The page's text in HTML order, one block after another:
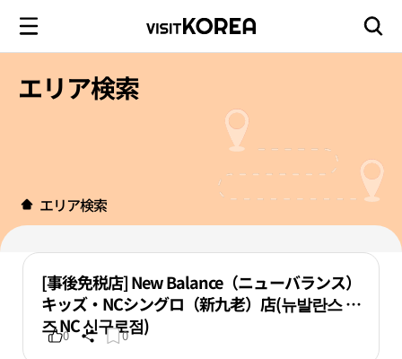
エリア検索
エリア検索
[事後免税店] New Balance（ニューバランス）
キッズ・NCシングロ（新九老）店(뉴발란스 키
즈 NC 신구로점)
0 0